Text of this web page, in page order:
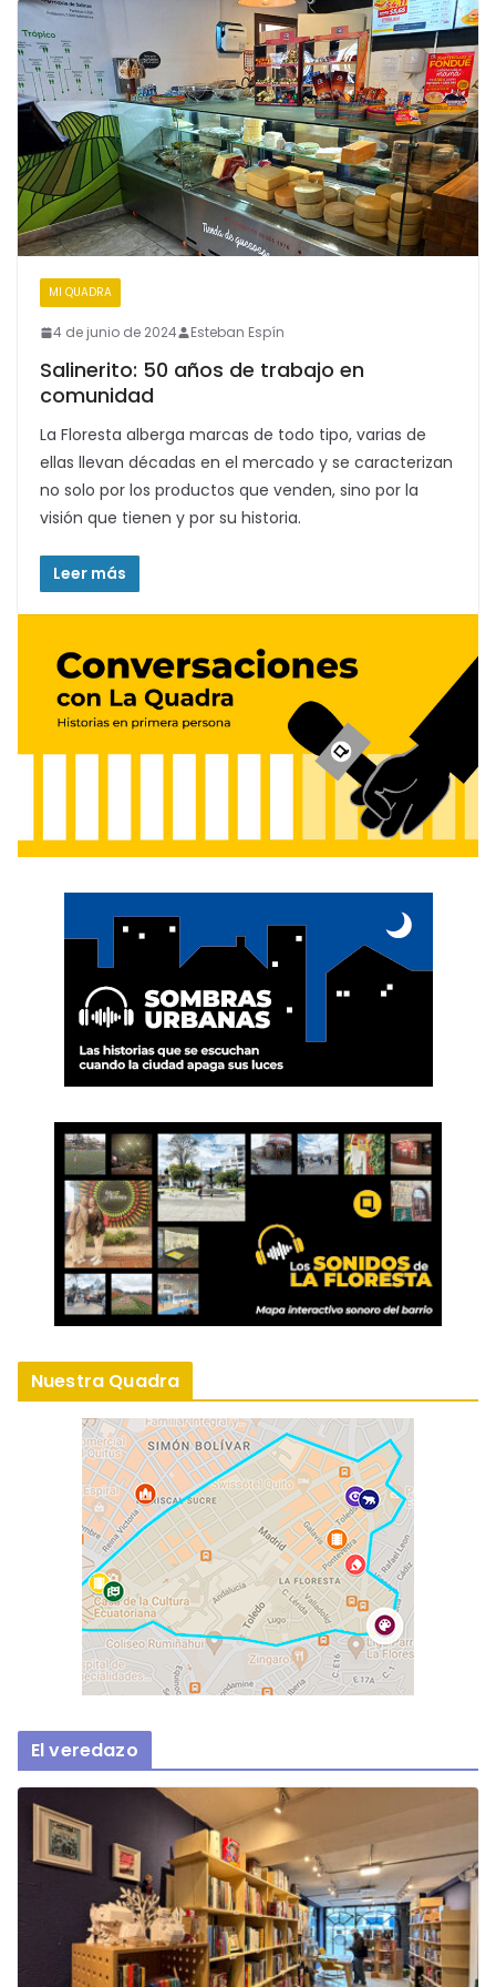
MI QUADRA
4 de junio de 2024 Esteban Espín
Salinerito: 50 años de trabajo en
comunidad
La Floresta alberga marcas de todo tipo, varias de
ellas llevan décadas en el mercado y se caracterizan
no solo por los productos que venden, sino por la
visión que tienen y por su historia.
Leer más
Nuestra Quadra
El veredazo